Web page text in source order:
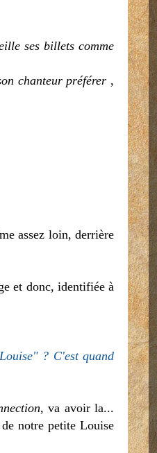
ses billets comme
chanteur préférer ,
assez loin, derrière
et donc, identifiée à
? C'est quand
, va avoir la...
notre petite Louise